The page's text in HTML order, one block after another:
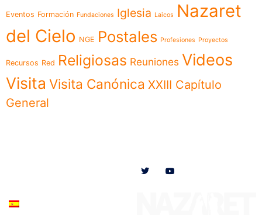
Eventos Formación Fundaciones Iglesia Laicos
Nazaret
del Cielo NGE Postales Profesiones Proyectos
Recursos Red Religiosas Reuniones Videos
Visita Visita Canónica XXIII Capítulo
General